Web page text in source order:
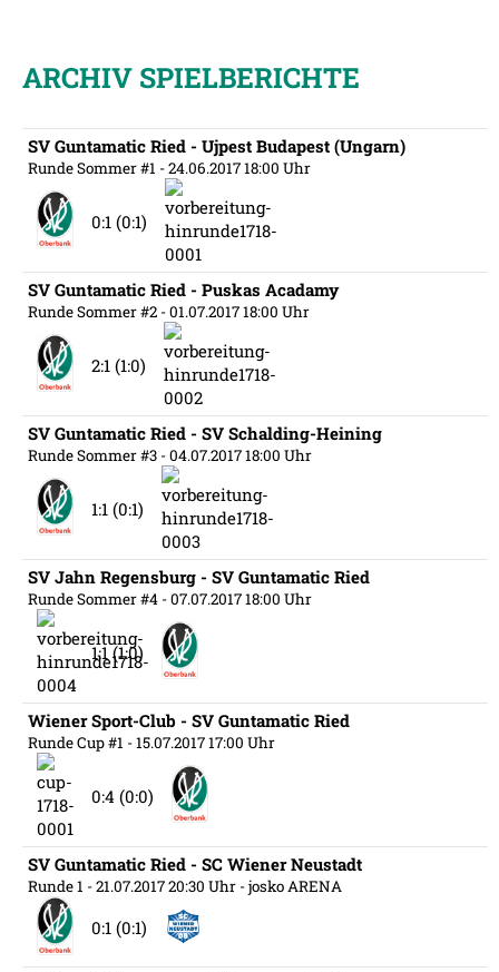
ARCHIV SPIELBERICHTE
SV Guntamatic Ried - Ujpest Budapest (Ungarn)
Runde Sommer #1 - 24.06.2017 18:00 Uhr
0:1 (0:1)
SV Guntamatic Ried - Puskas Acadamy
Runde Sommer #2 - 01.07.2017 18:00 Uhr
2:1 (1:0)
SV Guntamatic Ried - SV Schalding-Heining
Runde Sommer #3 - 04.07.2017 18:00 Uhr
1:1 (0:1)
SV Jahn Regensburg - SV Guntamatic Ried
Runde Sommer #4 - 07.07.2017 18:00 Uhr
1:1 (1:0)
Wiener Sport-Club - SV Guntamatic Ried
Runde Cup #1 - 15.07.2017 17:00 Uhr
0:4 (0:0)
SV Guntamatic Ried - SC Wiener Neustadt
Runde 1 - 21.07.2017 20:30 Uhr - josko ARENA
0:1 (0:1)